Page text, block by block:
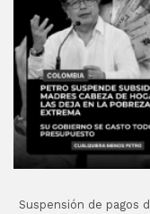
Suspensión de pagos